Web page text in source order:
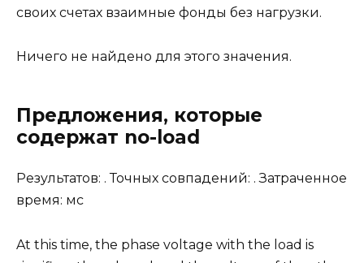
своих счетах взаимные фонды без нагрузки.
Ничего не найдено для этого значения.
Предложения, которые
содержат no-load
Результатов: . Точных совпадений: . Затраченное
время: мс
At this time, the phase voltage with the load is